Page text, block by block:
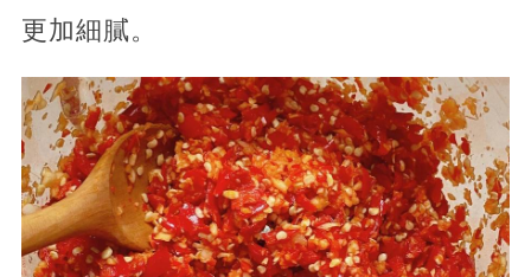
更加細膩。